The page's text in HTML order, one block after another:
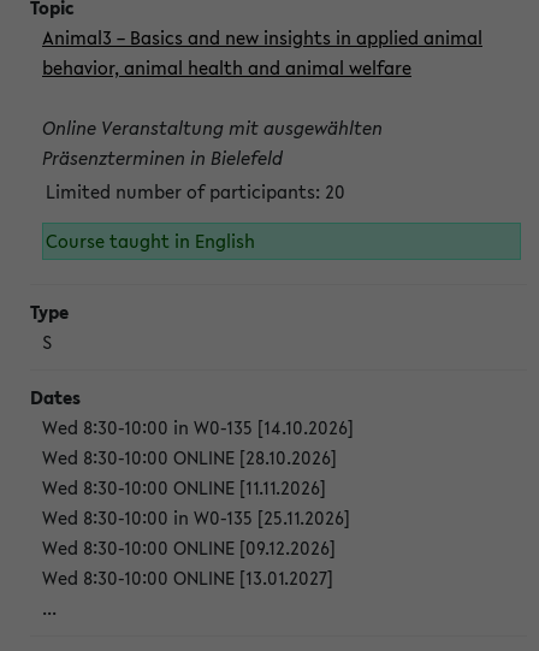
Animal3 – Basics and new insights in applied animal
behavior, animal health and animal welfare
Online Veranstaltung mit ausgewählten
Präsenzterminen in Bielefeld
Limited number of participants: 20
Course taught in English
S
Wed 8:30-10:00 in W0-135 [14.10.2026]
Wed 8:30-10:00 ONLINE [28.10.2026]
Wed 8:30-10:00 ONLINE [11.11.2026]
Wed 8:30-10:00 in W0-135 [25.11.2026]
Wed 8:30-10:00 ONLINE [09.12.2026]
Wed 8:30-10:00 ONLINE [13.01.2027]
...